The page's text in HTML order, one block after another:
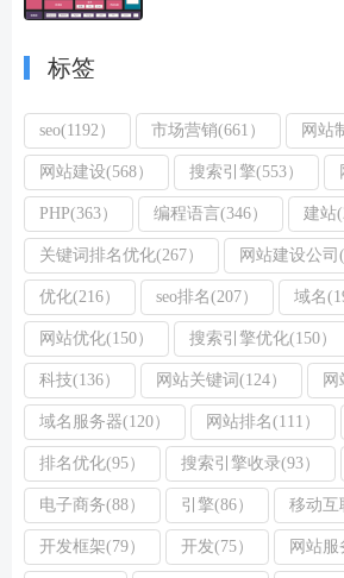
标签
seo(1192） 市场营销(661） 网站
网站建设(568） 搜索引擎(553）
PHP(363） 编程语言(346） 建站
关键词排名优化(267） 网站建设公司
优化(216） seo排名(207） 域名
网站优化(150） 搜索引擎优化(150）
科技(136） 网站关键词(124） 网
域名服务器(120） 网站排名(111）
排名优化(95） 搜索引擎收录(93）
电子商务(88） 引擎(86） 移动互
开发框架(79） 开发(75） 网站服